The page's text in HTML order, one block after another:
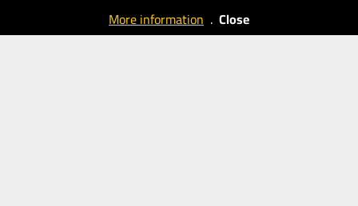
More information . Close